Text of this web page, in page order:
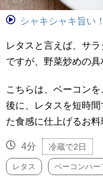
シャキシャキ旨い
レタスと言えば、サ
ですが、野菜炒めの具
こちらは、ベーコン
後に、レタスを短時
た食感に仕上げるお料
4分 冷蔵で2日
レタス ベーコンハー